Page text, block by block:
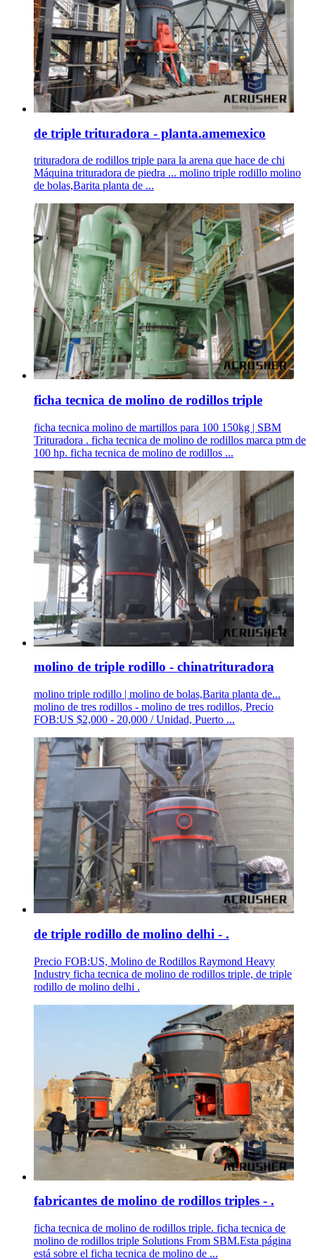
de triple trituradora - planta.amemexico
trituradora de rodillos triple para la arena que hace de chi
Máquina trituradora de piedra ... molino triple rodillo molino
de bolas,Barita planta de ...
ficha tecnica de molino de rodillos triple
ficha tecnica molino de martillos para 100 150kg | SBM
Trituradora . ficha tecnica de molino de rodillos marca ptm de
100 hp. ficha tecnica de molino de rodillos ...
molino de triple rodillo - chinatrituradora
molino triple rodillo | molino de bolas,Barita planta de...
molino de tres rodillos - molino de tres rodillos, Precio
FOB:US $2,000 - 20,000 / Unidad, Puerto ...
de triple rodillo de molino delhi - .
Precio FOB:US, Molino de Rodillos Raymond Heavy
Industry ficha tecnica de molino de rodillos triple, de triple
rodillo de molino delhi .
fabricantes de molino de rodillos triples - .
ficha tecnica de molino de rodillos triple. ficha tecnica de
molino de rodillos triple Solutions From SBM.Esta página
está sobre el ficha tecnica de molino de ...